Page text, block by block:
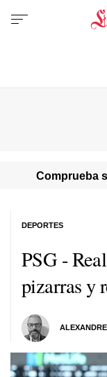
Comprueba
PSG -
pizarras y
DEPORTES